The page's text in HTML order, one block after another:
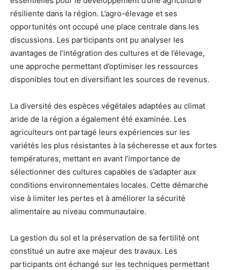
résiliente dans la région. L’agro-élevage et ses
opportunités ont occupé une place centrale dans les
discussions. Les participants ont pu analyser les
avantages de l’intégration des cultures et de l’élevage,
une approche permettant d’optimiser les ressources
disponibles tout en diversifiant les sources de revenus.
La diversité des espèces végétales adaptées au climat
aride de la région a également été examinée. Les
agriculteurs ont partagé leurs expériences sur les
variétés les plus résistantes à la sécheresse et aux fortes
températures, mettant en avant l’importance de
sélectionner des cultures capables de s’adapter aux
conditions environnementales locales. Cette démarche
vise à limiter les pertes et à améliorer la sécurité
alimentaire au niveau communautaire.
La gestion du sol et la préservation de sa fertilité ont
constitué un autre axe majeur des travaux. Les
participants ont échangé sur les techniques permettant